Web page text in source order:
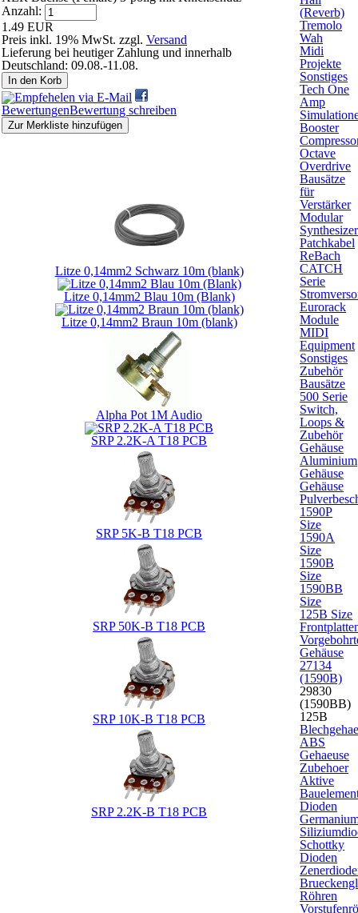
Anzahl:
1.49 EUR
Preis inkl. 19% MwSt. zzgl. Versand
Lieferung bei heutiger Zahlung und innerhalb
Deutschland: 09.08.-11.08.
In den Korb
BewertungenBewertung schreiben
Zur Merkliste hinzufügen
Litze 0,14mm2 Schwarz 10m (blank)
Litze 0,14mm2 Blau 10m (Blank)
Litze 0,14mm2 Braun 10m (blank)
Alpha Pot 1M Audio
SRP 2.2K-A T18 PCB
SRP 5K-B T18 PCB
SRP 50K-B T18 PCB
SRP 10K-B T18 PCB
SRP 2.2K-B T18 PCB
(Reverb)
Tremolo
Wah
Midi
Projekte
Sonstiges
Tech One
Amp
Booster
Octave
Overdrive
Bausätze
für
Verstärker
Modular
Synthesizer
Patchkabel
ReBach
CATCH
Serie
Eurorack
Module
MIDI
Equipment
Sonstiges
Zubehör
Bausätze
500 Serie
Switch,
Loops &
Zubehör
Gehäuse
Aluminium
Gehäuse
Gehäuse
1590P
Size
1590A
Size
1590B
Size
1590BB
Size
125B Size
Gehäuse
27134
(1590B)
29830
(1590BB)
125B
ABS
Gehaeuse
Zubehoer
Aktive
Dioden
Schottky
Dioden
Röhren